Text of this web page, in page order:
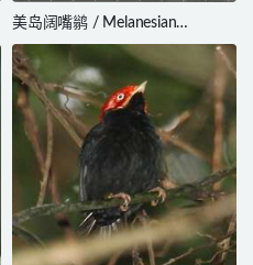
美岛阔嘴鹟 / Melanesian
Flycatcher / Myiagra caledonica